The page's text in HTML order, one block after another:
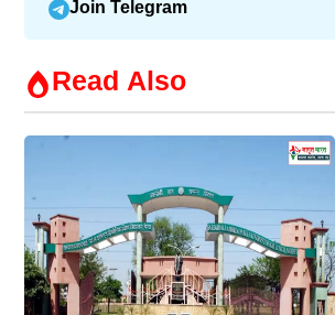
Join Telegram
Read Also